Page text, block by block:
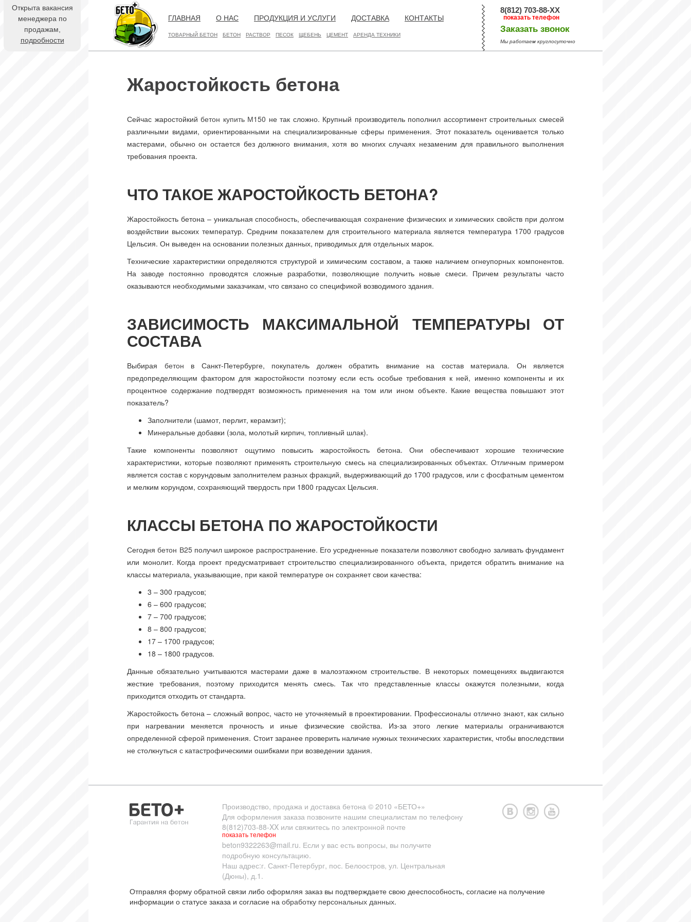
ГЛАВНАЯ О НАС ПРОДУКЦИЯ И УСЛУГИ ДОСТАВКА КОНТАКТЫ
Открыта вакансия
менеджера по
продажам,
подробности
ТОВАРНЫЙ БЕТОН БЕТОН РАСТВОР ПЕСОК ЩЕБЕНЬ ЦЕМЕНТ АРЕНДА ТЕХНИКИ
8(812) 703-88-XX
показать телефон
Заказать звонок
Мы работаем круглосуточно
Жаростойкость бетона
Сейчас жаростойкийбетон купить М150 не так сложно. Крупный производитель пополнил ассортимент строительных смесей
различными видами, ориентированными на специализированные сферы применения. Этот показатель оценивается только
мастерами, обычно он остается без должного внимания, хотя во многих случаях незаменим для правильного выполнения
требования проекта.
ЧТО ТАКОЕ ЖАРОСТОЙКОСТЬ БЕТОНА?
Жаростойкость бетона – уникальная способность, обеспечивающая сохранение физических и химических свойств при долгом
воздействии высоких температур. Средним показателем для строительного материала является температура 1700 градусов
Цельсия. Он выведен на основании полезных данных, приводимых для отдельных марок.
Технические характеристики определяются структурой и химическим составом, а также наличием огнеупорных компонентов.
На заводе постоянно проводятся сложные разработки, позволяющие получить новые смеси. Причем результаты часто
оказываются необходимыми заказчикам, что связано со спецификой возводимого здания.
ЗАВИСИМОСТЬ МАКСИМАЛЬНОЙ ТЕМПЕРАТУРЫ ОТ
СОСТАВА
Выбирая бетон в Санкт-Петербурге, покупатель должен обратить внимание на состав материала. Он является
предопределяющим фактором для жаростойкости поэтому если есть особые требования к ней, именно компоненты и их
процентное содержание подтвердят возможность применения на том или ином объекте. Какие вещества повышают этот
показатель?
Заполнители (шамот, перлит, керамзит);
Минеральные добавки (зола, молотый кирпич, топливный шлак).
Такие компоненты позволяют ощутимо повысить жаростойкость бетона. Они обеспечивают хорошие технические
характеристики, которые позволяют применять строительную смесь на специализированных объектах. Отличным примером
является состав с корундовым заполнителем разных фракций, выдерживающий до 1700 градусов, или с фосфатным цементом
и мелким корундом, сохраняющий твердость при 1800 градусах Цельсия.
КЛАССЫ БЕТОНА ПО ЖАРОСТОЙКОСТИ
Сегоднябетон В25получил широкое распространение. Его усредненные показатели позволяют свободно заливать фундамент
или монолит. Когда проект предусматривает строительство специализированного объекта, придется обратить внимание на
классы материала, указывающие, при какой температуре он сохраняет свои качества:
3 – 300 градусов;
6 – 600 градусов;
7 – 700 градусов;
8 – 800 градусов;
17 – 1700 градусов;
18 – 1800 градусов.
Данные обязательно учитываются мастерами даже в малоэтажном строительстве. В некоторых помещениях выдвигаются
жесткие требования, поэтому приходится менять смесь. Так что представленные классы окажутся полезными, когда
приходится отходить от стандарта.
Жаростойкость бетона – сложный вопрос, часто не уточняемый в проектировании. Профессионалы отлично знают, как сильно
при нагревании меняется прочность и иные физические свойства. Из-за этого легкие материалы ограничиваются
определенной сферой применения. Стоит заранее проверить наличие нужных технических характеристик, чтобы впоследствии
не столкнуться с катастрофическими ошибками при возведении здания.
Производство, продажа и доставка бетона © 2010 «БЕТО+»
Для оформления заказа позвоните нашим специалистам по телефону
8(812)703-88-XX
показать телефон
или свяжитесь по электронной почте
beton9322263@mail.ru. Если у вас есть вопросы, вы получите
подробную консультацию.
Наш адрес:г. Санкт-Петербург, пос. Белоостров, ул. Центральная
(Дюны), д.1.
Отправляя форму обратной связи либо оформляя заказ вы подтверждаете свою дееспособность, согласие на получение
информации о статусе заказа и согласие на обработку персональных данных.